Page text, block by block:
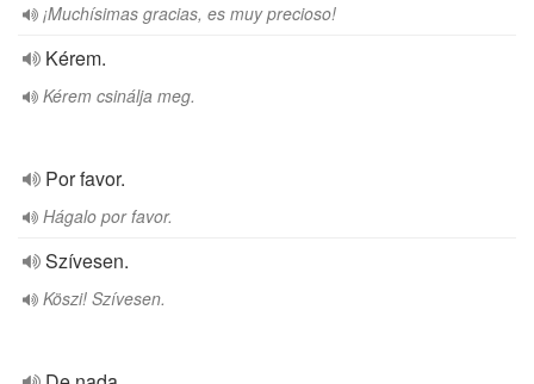
¡Muchísimas gracias, es muy precioso!
Kérem.
Kérem csinálja meg.
Por favor.
Hágalo por favor.
Szívesen.
Köszi! Szívesen.